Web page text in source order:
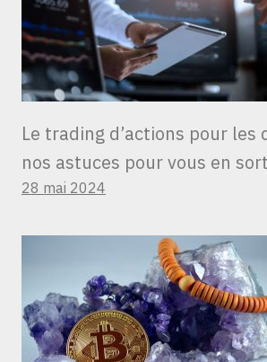
Le trading d’actions pour les
nos astuces pour vous en
28 mai 2024